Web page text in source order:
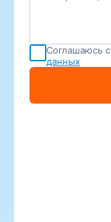
Соглашаюсь с
данных